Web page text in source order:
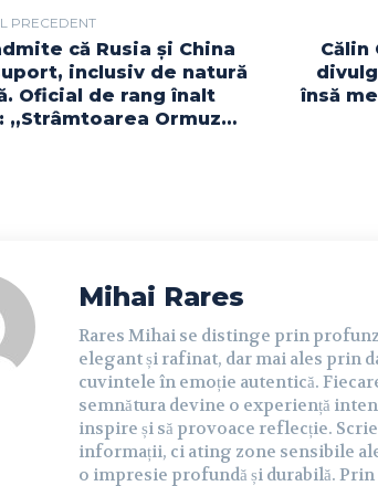
PRECEDENT
că Rusia și China
inclusiv de natură
Oficial de rang înalt
„Strâmtoarea Ormuz…
Călin
însă
Mihai Rares
Rares Mihai se distinge prin
elegant și rafinat, dar mai ales prin
cuvintele în emoție autentică.
semnătura devine o experiență
inspire și să provoace reflecție.
informații, ci ating zone sensibile
o impresie profundă și durabilă.